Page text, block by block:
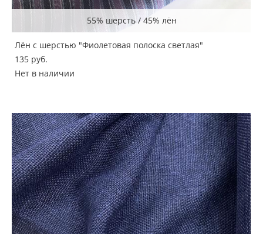
55% шерсть / 45% лён
Лён с шерстью "Фиолетовая полоска светлая"
135 pуб.
Нет в наличии